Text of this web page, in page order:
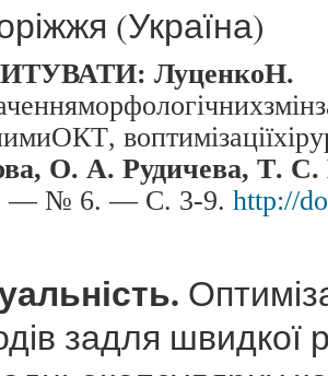
(Україна)
: ЛуценкоН.
морфологічнихзмін
ОКТ, воптимізації
, О. А. Рудичева, Т. С.
— № 6. — С. 3-9. http://
задля швидкої